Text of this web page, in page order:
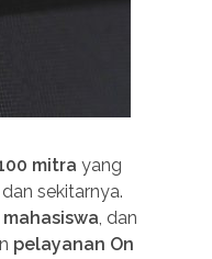
mitra yang
dan sekitarnya.
mahasiswa, dan
pelayanan On